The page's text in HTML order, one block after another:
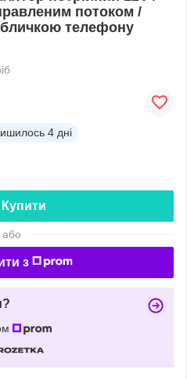
потоком /
телефону
4 дні
Купити
або
з